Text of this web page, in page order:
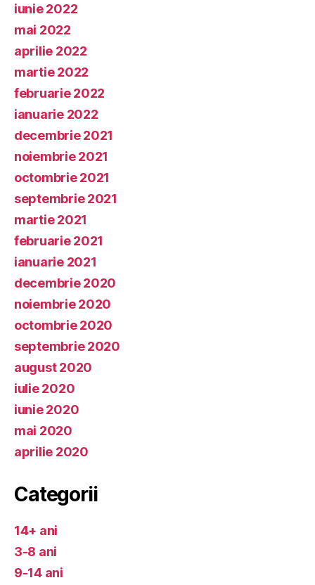
iunie 2022
mai 2022
aprilie 2022
martie 2022
februarie 2022
ianuarie 2022
decembrie 2021
noiembrie 2021
octombrie 2021
septembrie 2021
martie 2021
februarie 2021
ianuarie 2021
decembrie 2020
noiembrie 2020
octombrie 2020
septembrie 2020
august 2020
iulie 2020
iunie 2020
mai 2020
aprilie 2020
Categorii
14+ ani
3-8 ani
9-14 ani